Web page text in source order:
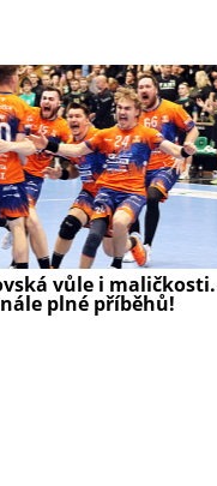
vůle i
plné příběhů!